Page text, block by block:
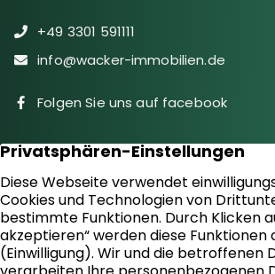
+49 3301 591111
info@wacker-immobilien.de
Folgen Sie uns auf facebook
Immobilien
Downloads
Diensteistungen
Aktuelles
Sie suchen
Kontakt
Sie bieten an
Impressum